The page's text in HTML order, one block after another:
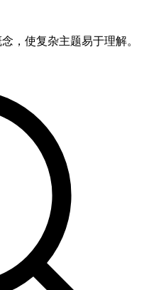
，使复杂主题易于理解。